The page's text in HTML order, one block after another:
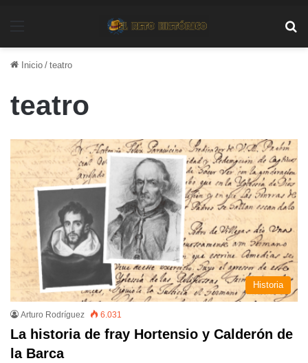
Inicio / teatro
teatro
Historia
Arturo Rodríguez 6.031
La historia de fray Hortensio y Calderón de
la Barca